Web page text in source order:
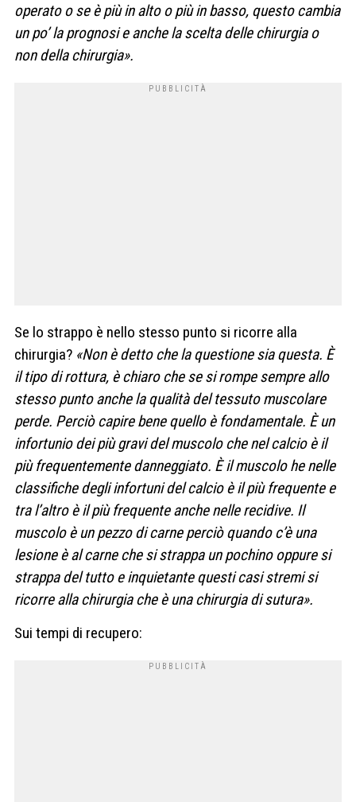
operato o se è più in alto o più in basso, questo cambia
un po’ la prognosi e anche la scelta delle chirurgia o
non della chirurgia».
Se lo strappo è nello stesso punto si ricorre alla
chirurgia? «Non è detto che la questione sia questa. È
il tipo di rottura, è chiaro che se si rompe sempre allo
stesso punto anche la qualità del tessuto muscolare
perde. Perciò capire bene quello è fondamentale. È un
infortunio dei più gravi del muscolo che nel calcio è il
più frequentemente danneggiato. È il muscolo he nelle
classifiche degli infortuni del calcio è il più frequente e
tra l’altro è il più frequente anche nelle recidive. Il
muscolo è un pezzo di carne perciò quando c’è una
lesione è al carne che si strappa un pochino oppure si
strappa del tutto e inquietante questi casi stremi si
ricorre alla chirurgia che è una chirurgia di sutura».
Sui tempi di recupero: